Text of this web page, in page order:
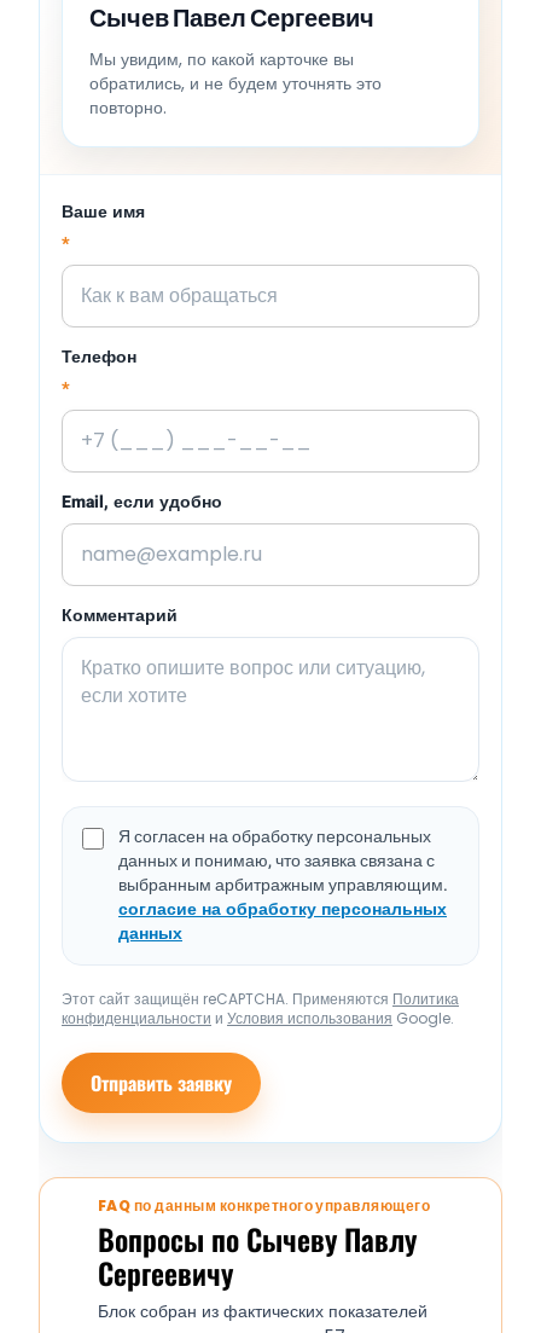
Сычев Павел Сергеевич
Мы увидим, по какой карточке вы
обратились, и не будем уточнять это
повторно.
Ваше имя
*
Телефон
*
Email, если удобно
Комментарий
Я согласен на обработку персональных
данных и понимаю, что заявка связана с
выбранным арбитражным управляющим.
согласие на обработку персональных
данных
Этот сайт защищён reCAPTCHA. Применяются Политика
конфиденциальности и Условия использования Google.
Отправить заявку
FAQ по данным конкретного управляющего
Вопросы по Сычеву Павлу
Сергеевичу
Блок собран из фактических показателей